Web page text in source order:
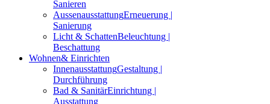
Sanieren
AussenausstattungErneuerung |
Sanierung
Licht & SchattenBeleuchtung |
Beschattung
Wohnen& Einrichten
InnenausstattungGestaltung |
Durchführung
Bad & SanitärEinrichtung |
Ausstattung